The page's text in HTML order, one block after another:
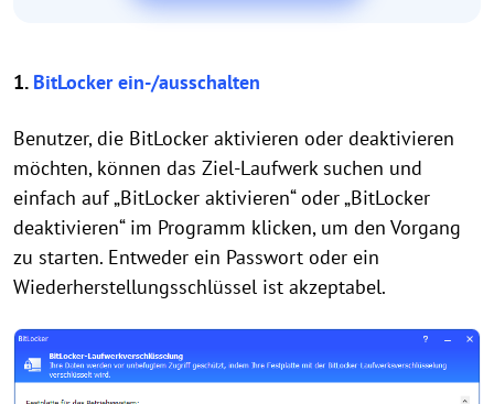
1. BitLocker ein-/ausschalten
Benutzer, die BitLocker aktivieren oder deaktivieren
möchten, können das Ziel-Laufwerk suchen und
einfach auf „BitLocker aktivieren“ oder „BitLocker
deaktivieren“ im Programm klicken, um den Vorgang
zu starten. Entweder ein Passwort oder ein
Wiederherstellungsschlüssel ist akzeptabel.